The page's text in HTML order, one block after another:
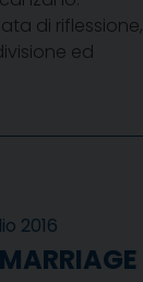
di riflessione,
ed
2016